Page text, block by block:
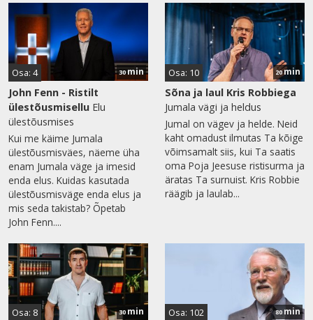
30min
Osa: 4
John Fenn - Ristilt
ülestõusmisellu Elu
ülestõusmises
Kui me käime Jumala
ülestõusmisväes, näeme üha
enam Jumala väge ja imesid
enda elus. Kuidas kasutada
ülestõusmisväge enda elus ja
mis seda takistab? Õpetab
John Fenn....
20min
Osa: 10
Sõna ja laul Kris Robbiega
Jumala vägi ja heldus
Jumal on vägev ja helde. Neid
kaht omadust ilmutas Ta kõige
võimsamalt siis, kui Ta saatis
oma Poja Jeesuse ristisurma ja
äratas Ta surnuist. Kris Robbie
räägib ja laulab...
30 min
Osa: 8 80 min
Osa: 102